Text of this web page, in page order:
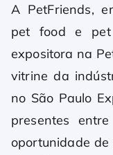
A PetFriends,
pet food e pet
expositora na
vitrine da
no São Paulo
presentes
oportunidade